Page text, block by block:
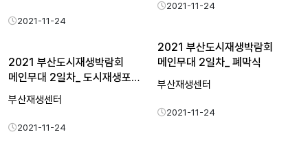
2021-11-24
2021-11-24
2021 부산도시재생박람회
메인무대 2일차_ 폐막식
부산재생센터
2021-11-24
2021 부산도시재생박람회
메인무대 2일차_ 도시재생포…
부산재생센터
2021-11-24